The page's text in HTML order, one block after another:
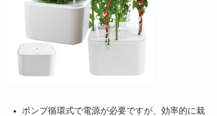
ポンプ循環式で電源が必要ですが、効率的に栽